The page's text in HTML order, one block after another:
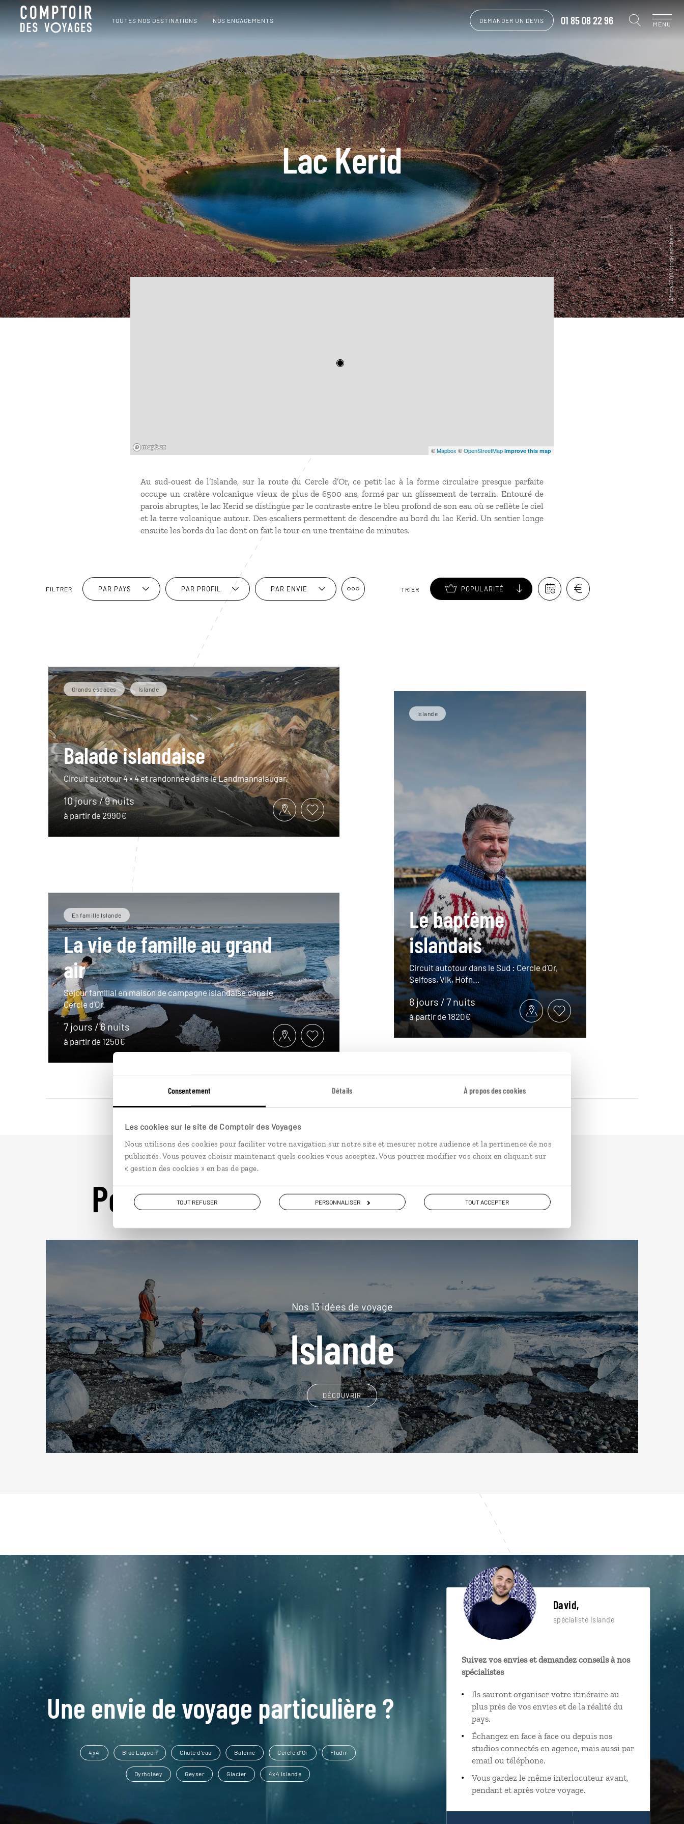
Consentement Détails À propos des cookies
Les cookies sur le site de Comptoir des Voyages
Nous utilisons des cookies pour faciliter votre navigation sur notre site et mesurer notre audience et la pertinence de nos
publicités. Vous pouvez choisir maintenant quels cookies vous acceptez. Vous pourrez modifier vos choix en cliquant sur
« gestion des cookies » en bas de page.
TOUT REFUSER PERSONNALISER TOUT ACCEPTER
TOUTES NOS DESTINATIONS NOS ENGAGEMENTS DEMANDER UN DEVIS 01 85 08 22 96 MENU
Lac Kerid
©Mapbox ©OpenStreetMap Improve this map
Au sud-ouest de l’Islande, sur la route du Cercle d’Or, ce petit lac à la forme circulaire presque parfaite
occupe un cratère volcanique vieux de plus de 6500 ans, formé par un glissement de terrain. Entouré de
parois abruptes, le lac Kerid se distingue par le contraste entre le bleu profond de son eau où se reflète le ciel
et la terre volcanique autour. Des escaliers permettent de descendre au bord du lac Kerid. Un sentier longe
ensuite les bords du lac dont on fait le tour en une trentaine de minutes.
FILTRER PAR PAYS PAR PROFIL PAR ENVIE TRIER POPULARITÉ
Grands espaces Islande
Balade islandaise
Circuit autotour 4 × 4 et randonnée dans le Landmannalaugar.
10 jours / 9 nuits
à partir de 2990€
En famille Islande
La vie de famille au grand
air
Séjour familial en maison de campagne islandaise dans le
Cercle d’Or.
7 jours / 6 nuits
à partir de 1250€
Islande
Le baptême
islandais
Circuit autotour dans le Sud : Cercle d’Or,
Selfoss, Vik, Höfn…
8 jours / 7 nuits
à partir de 1820€
Pour aller plus loin
Nos 13 idées de voyage
Islande
DÉCOUVRIR
Une envie de voyage particulière ?
4x4 Blue Lagoon Chute d'eau Baleine Cercle d'Or Fludir
Dyrholaey Geyser Glacier 4x4 Islande
David,
spécialiste Islande
Suivez vos envies et demandez conseils à nos
spécialistes
Ils sauront organiser votre itinéraire au
plus près de vos envies et de la réalité du
pays.
Échangez en face à face ou depuis nos
studios connectés en agence, mais aussi par
email ou téléphone.
Vous gardez le même interlocuteur avant,
pendant et après votre voyage.